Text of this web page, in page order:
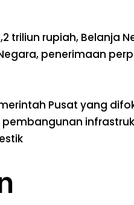
triliun rupiah, Belanja
penerimaan
Pusat yang